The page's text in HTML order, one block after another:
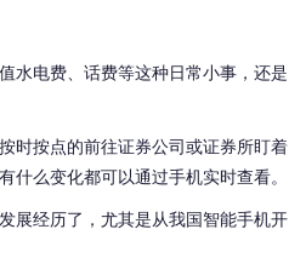
水电费、话费等这种日常小事，还是
时按点的前往证券公司或证券所盯着
么变化都可以通过手机实时查看。
展经历了，尤其是从我国智能手机开